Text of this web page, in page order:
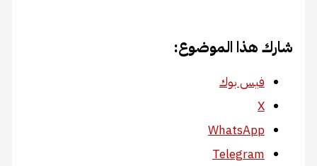
شارك هذا الموضوع:
فيس بوك
X
WhatsApp
Telegram